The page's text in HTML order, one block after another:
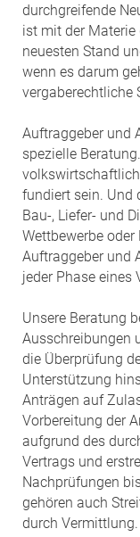
durchgreifende
ist mit der
neuesten Stand
wenn es darum
vergaberechtliche
Auftraggeber und
spezielle
fundiert sein. Und
Bau-, Liefer- und
Wettbewerbe
Auftraggeber und
jeder Phase eines
Unsere Beratung
Ausschreibungen
die Überprüfung
Unterstützung
Anträgen auf
Vorbereitung der
aufgrund des
Vertrags und
Nachprüfungen
gehören auch
durch Vermittlung.